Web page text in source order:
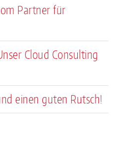
Partner für
Cloud Consulting
einen guten Rutsch!